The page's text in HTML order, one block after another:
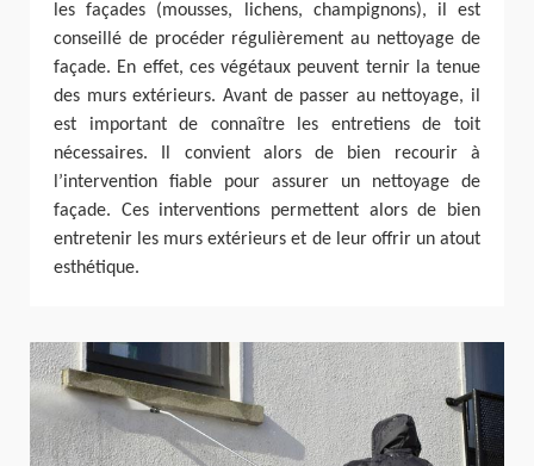
les façades (mousses, lichens, champignons), il est
conseillé de procéder régulièrement au nettoyage de
façade. En effet, ces végétaux peuvent ternir la tenue
des murs extérieurs. Avant de passer au nettoyage, il
est important de connaître les entretiens de toit
nécessaires. Il convient alors de bien recourir à
l’intervention fiable pour assurer un nettoyage de
façade. Ces interventions permettent alors de bien
entretenir les murs extérieurs et de leur offrir un atout
esthétique.